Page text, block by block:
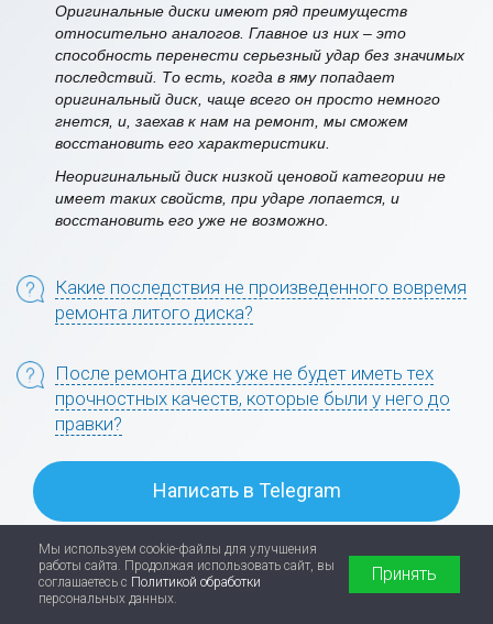
Оригинальные диски имеют ряд преимуществ
относительно аналогов. Главное из них – это
способность перенести серьезный удар без значимых
последствий. То есть, когда в яму попадает
оригинальный диск, чаще всего он просто немного
гнется, и, заехав к нам на ремонт, мы сможем
восстановить его характеристики.
Неоригинальный диск низкой ценовой категории не
имеет таких свойств, при ударе лопается, и
восстановить его уже не возможно.
Какие последствия не произведенного вовремя
ремонта литого диска?
После ремонта диск уже не будет иметь тех
прочностных качеств, которые были у него до
правки?
Написать в Telegram
Мы используем cookie-файлы для улучшения
работы сайта. Продолжая использовать сайт, вы
соглашаетесь с Политикой обработки
персональных данных.
Принять